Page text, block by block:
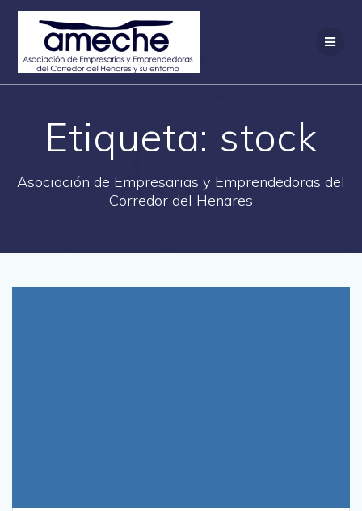
Saltar
Etiqueta: stock
Asociación de Empresarias y Emprendedoras del
Corredor del Henares